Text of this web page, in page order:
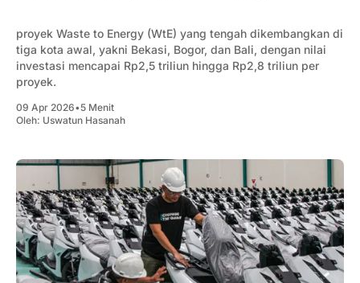
proyek Waste to Energy (WtE) yang tengah dikembangkan di
tiga kota awal, yakni Bekasi, Bogor, dan Bali, dengan nilai
investasi mencapai Rp2,5 triliun hingga Rp2,8 triliun per
proyek.
09 Apr 2026•5 Menit
Oleh: Uswatun Hasanah